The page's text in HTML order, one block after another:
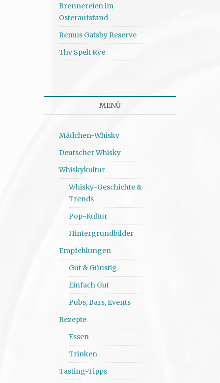
Brennereien im
Osteraufstand
Remus Gatsby Reserve
Thy Spelt Rye
MENÜ
Mädchen-Whisky
Deutscher Whisky
Whiskykultur
Whisky-Geschichte &
Trends
Pop-Kultur
Hintergrundbilder
Empfehlungen
Gut & Günstig
Einfach Gut
Pubs, Bars, Events
Rezepte
Essen
Trinken
Tasting-Tipps